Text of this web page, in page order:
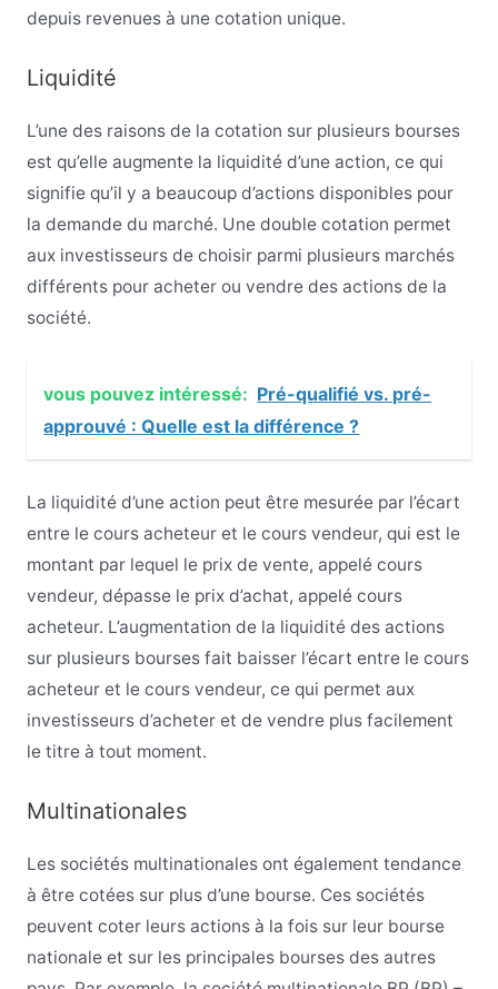
depuis revenues à une cotation unique.
Liquidité
L’une des raisons de la cotation sur plusieurs bourses
est qu’elle augmente la liquidité d’une action, ce qui
signifie qu’il y a beaucoup d’actions disponibles pour
la demande du marché. Une double cotation permet
aux investisseurs de choisir parmi plusieurs marchés
différents pour acheter ou vendre des actions de la
société.
vous pouvez intéressé: Pré-qualifié vs. pré-
approuvé : Quelle est la différence ?
La liquidité d’une action peut être mesurée par l’écart
entre le cours acheteur et le cours vendeur, qui est le
montant par lequel le prix de vente, appelé cours
vendeur, dépasse le prix d’achat, appelé cours
acheteur. L’augmentation de la liquidité des actions
sur plusieurs bourses fait baisser l’écart entre le cours
acheteur et le cours vendeur, ce qui permet aux
investisseurs d’acheter et de vendre plus facilement
le titre à tout moment.
Multinationales
Les sociétés multinationales ont également tendance
à être cotées sur plus d’une bourse. Ces sociétés
peuvent coter leurs actions à la fois sur leur bourse
nationale et sur les principales bourses des autres